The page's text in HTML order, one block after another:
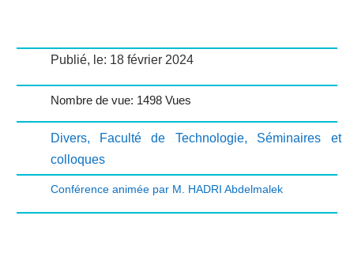
Publié, le: 18 février 2024
Nombre de vue: 1498 Vues
Divers, Faculté de Technologie, Séminaires et
colloques
Conférence animée par M. HADRI Abdelmalek